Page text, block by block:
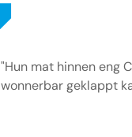
"Hun mat hinnen eng
wonnerbar geklappt